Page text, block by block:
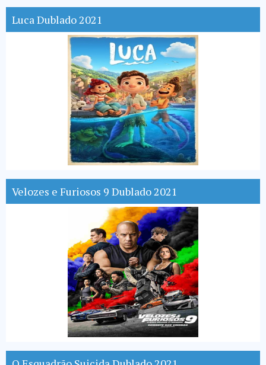
Luca Dublado 2021
Velozes e Furiosos 9 Dublado 2021